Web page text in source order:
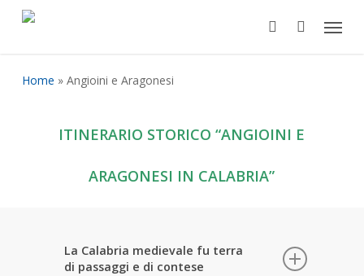
search
Menu
Home » Angioini e Aragonesi
ITINERARIO STORICO “ANGIOINI E
ARAGONESI IN CALABRIA”
La Calabria medievale fu terra
di passaggi e di contese